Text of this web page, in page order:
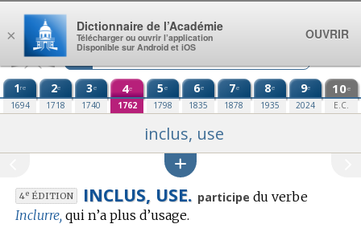
Aller au contenu
1re
1694
2e
1718
3e
1740
4e
1762
5e
1798
6e
1835
7e
1878
8e
1935
9e
2024
10e
E.C.
inclus, use
4eÉDITION INCLUS, USE. participe du verbe
Inclurre, qui n’a plus d’usage.
×
Dictionnaire de l’Académie
Télécharger ou ouvrir l’application
Disponible sur Android et iOS
OUVRIR